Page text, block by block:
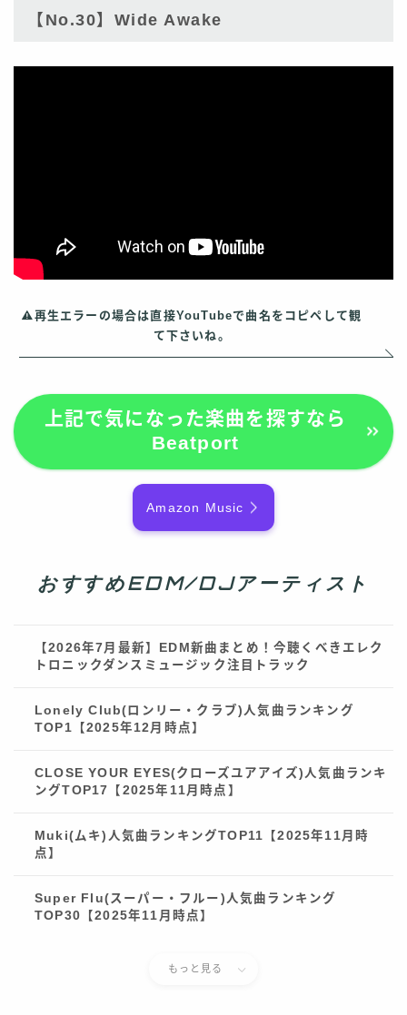
【No.30】Wide Awake
再生エラーの場合は直接YouTubeで曲名をコピペして観
て下さいね。
上記で気になった楽曲を探すなら
Beatport
Amazon Music
おすすめEDM/DJアーティスト
【2026年7月最新】EDM新曲まとめ！今聴くべきエレク
トロニックダンスミュージック注目トラック
Lonely Club(ロンリー・クラブ)人気曲ランキング
TOP1【2025年12月時点】
CLOSE YOUR EYES(クローズユアアイズ)人気曲ランキ
ングTOP17【2025年11月時点】
Muki(ムキ)人気曲ランキングTOP11【2025年11月時
点】
Super Flu(スーパー・フルー)人気曲ランキング
TOP30【2025年11月時点】
もっと見る